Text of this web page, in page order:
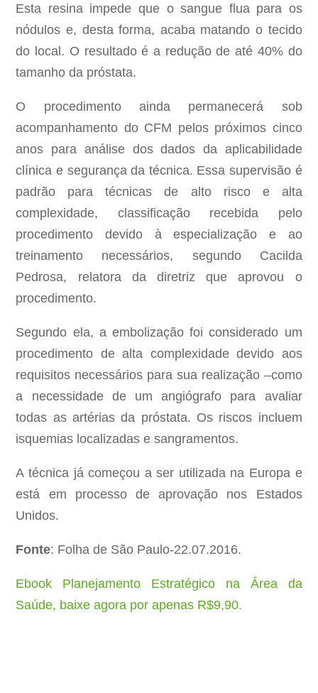
Esta resina impede que o sangue flua para os
nódulos e, desta forma, acaba matando o tecido
do local. O resultado é a redução de até 40% do
tamanho da próstata.
O procedimento ainda permanecerá sob
acompanhamento do CFM pelos próximos cinco
anos para análise dos dados da aplicabilidade
clínica e segurança da técnica. Essa supervisão é
padrão para técnicas de alto risco e alta
complexidade, classificação recebida pelo
procedimento devido à especialização e ao
treinamento necessários, segundo Cacilda
Pedrosa, relatora da diretriz que aprovou o
procedimento.
Segundo ela, a embolização foi considerado um
procedimento de alta complexidade devido aos
requisitos necessários para sua realização –como
a necessidade de um angiógrafo para avaliar
todas as artérias da próstata. Os riscos incluem
isquemias localizadas e sangramentos.
A técnica já começou a ser utilizada na Europa e
está em processo de aprovação nos Estados
Unidos.
Fonte: Folha de São Paulo-22.07.2016.
Ebook Planejamento Estratégico na Área da
Saúde, baixe agora por apenas R$9,90.